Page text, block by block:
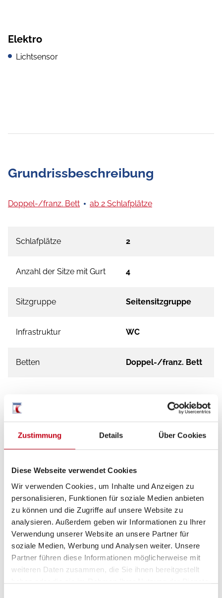
Zustimmung Details Über Cookies
Diese Webseite verwendet Cookies
Wir verwenden Cookies, um Inhalte und Anzeigen zu
personalisieren, Funktionen für soziale Medien anbieten
zu können und die Zugriffe auf unsere Website zu
analysieren. Außerdem geben wir Informationen zu Ihrer
Verwendung unserer Website an unsere Partner für
soziale Medien, Werbung und Analysen weiter. Unsere
Partner führen diese Informationen möglicherweise mit
weiteren Daten zusammen, die Sie ihnen bereitgestellt
haben oder die sie im Rahmen Ihrer Nutzung der Dienste
Elektro
Lichtsensor
Grundrissbeschreibung
Doppel-/franz. Bett ab 2 Schlafplätze
Schlafplätze 2
Anzahl der Sitze mit Gurt 4
Sitzgruppe Seitensitzgruppe
Infrastruktur WC
Betten Doppel-/franz. Bett
Beschreibung